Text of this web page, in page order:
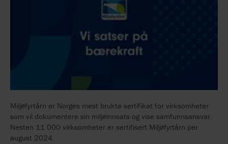
Miljøfyrtårn er Norges mest brukte sertifikat for virksomheter
som vil dokumentere sin miljøinnsats og vise samfunnsansvar.
Nesten 11 000 virksomheter er sertifisert Miljøfyrtårn per
august 2024.